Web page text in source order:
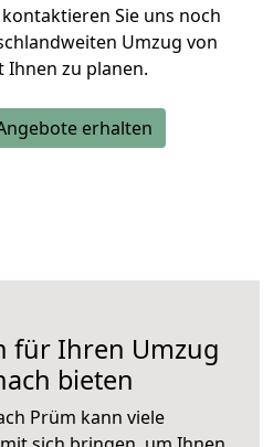
Sie uns noch
Umzug von
Ihnen zu planen.
erhalten
für Ihren Umzug
bieten
Prüm kann viele